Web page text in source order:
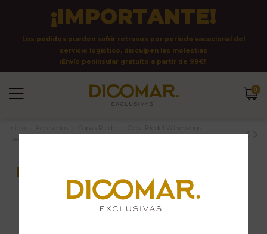
¡IMPORTANTE!
Los pedidos pueden sufrir retrasos por período vacacional del
servicio logístico, disculpen las molestias
¡Envío peninsular gratuito a partir de 99€!
0